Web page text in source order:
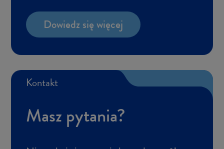
Do­wiedz się wię­cej
Kon­takt
Masz py­ta­nia?